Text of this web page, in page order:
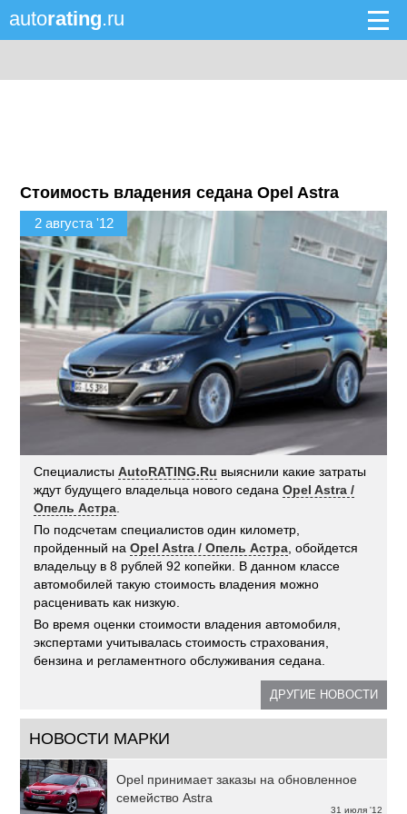
autorating.ru
Стоимость владения седана Opel Astra
2 августа '12
СпециалистыAutoRATING.Ru выяснили какие затраты
ждут будущего владельца нового седанаOpel Astra /
Опель Астра
По подсчетам специалистов один километр,
пройденный наOpel Astra / Опель Астра , обойдется
владельцу в 8 рублей 92 копейки. В данном классе
автомобилей такую стоимость владения можно
расценивать как низкую.
Во время оценки стоимости владения автомобиля,
экспертами учитывалась стоимость страхования,
бензина и регламентного обслуживания седана.
ДРУГИЕ НОВОСТИ
НОВОСТИ МАРКИ
31 июля '12
Opel принимает заказы на обновленное
семейство Astra